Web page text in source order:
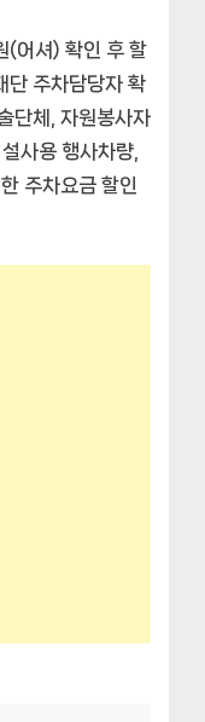
(어셔) 확인 후 할
단 주차담당자 확
단체, 자원봉사자
사용 행사차량,
주차요금 할인